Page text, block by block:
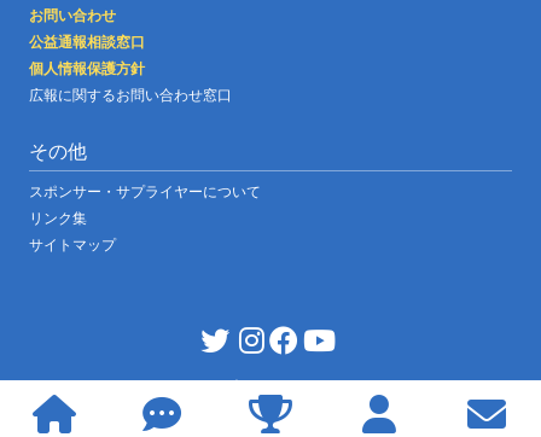
お問い合わせ
公益通報相談窓口
個人情報保護方針
広報に関するお問い合わせ窓口
その他
スポンサー・サプライヤーについて
リンク集
サイトマップ